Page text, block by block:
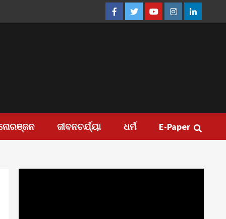
FacebookTwitterYoutubeInstagramLinkedin
ଜୀବନଚର୍ଯ୍ୟା ଧର୍ମ E-Paper